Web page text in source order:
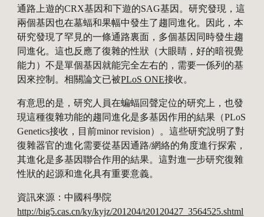
通路上遊的CRX基因和下遊的SAG基因。研究發現，這
兩個基因也在墓蝠和果幅中發生了趨同進化。因此，本
研究發現了罕見的一條通路裏面，多個基因同時發生趨
同進化。這也反應了復雜的性狀（大眼睛，好的暗視覺
能力）不是單個基因就能完全左右的，需要一係列的基
因來控制。相關論文已被PLoS ONE接收。
有意思的是，研究人員在蝙蝠回聲定位的研究上，也發
現這種復雜功能的趨同進化是多基因作用的結果（PLoS
Genetics接收，目前minor revision）。這些研究說明了對
復雜器官的進化需要從基因通路/網絡的角度進行探索，
其進化是多基因聯合作用的結果。這對進一步研究復雜
性狀的起源和進化具有重要意義。
http://big5.cas.cn/ky/kyjz/201204/t20120427_3564525.shtml